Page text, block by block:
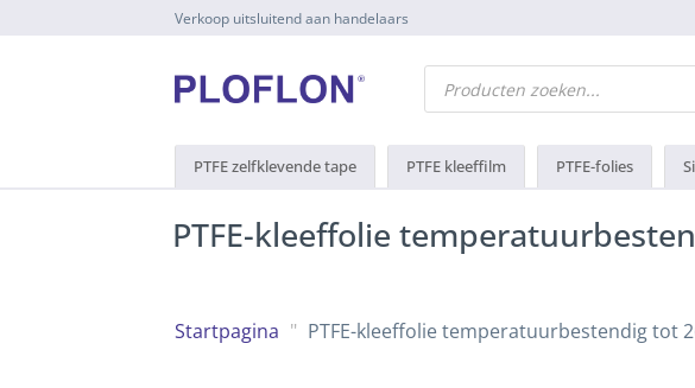
Verkoop uitsluitend aan handelaars
Producten
zoeken
PTFE zelfklevende tape PTFE kleeffilm PTFE-folies
PTFE-kleeffolie
Startpagina " PTFE-kleeffolie temperatuurbestendig tot